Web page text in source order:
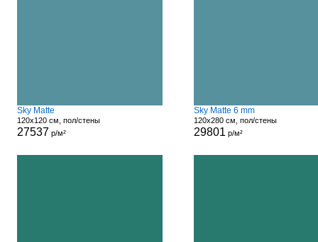
Sky Matte
120x120 см, пол/стены
27537 р/м²
Sky Matte 6 mm
120x280 см, пол/стены
29801 р/м²